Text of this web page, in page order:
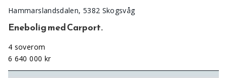
Hammarslandsdalen, 5382 Skogsvåg
Enebolig med Carport.
4 soverom
6 640 000 kr